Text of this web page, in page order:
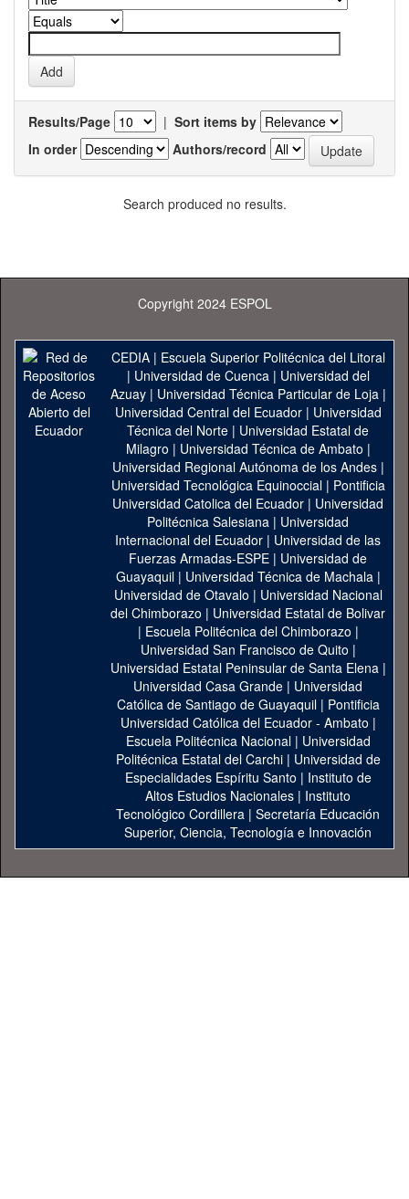
Results/Page | Sort items by
In order
Authors/record
Search produced no results.
Copyright 2024 ESPOL
CEDIA| Escuela Superior Politécnica del Litoral
| Universidad de Cuenca| Universidad del
Azuay| Universidad Técnica Particular de Loja|
Universidad Central del Ecuador| Universidad
Técnica del Norte | Universidad Estatal de
Milagro | Universidad Técnica de Ambato |
Universidad Regional Autónoma de los Andes|
Universidad Tecnológica Equinoccial| Pontificia
Universidad Catolica del Ecuador | Universidad
Politécnica Salesiana | Universidad
Internacional del Ecuador | Universidad de las
Fuerzas Armadas-ESPE | Universidad de
Guayaquil| Universidad Técnica de Machala|
Universidad de Otavalo | Universidad Nacional
del Chimborazo | Universidad Estatal de Bolivar
| Escuela Politécnica del Chimborazo |
Universidad San Francisco de Quito |
Universidad Estatal Peninsular de Santa Elena|
Universidad Casa Grande | Universidad
Católica de Santiago de Guayaquil| Pontificia
Universidad Católica del Ecuador - Ambato |
Escuela Politécnica Nacional| Universidad
Politécnica Estatal del Carchi| Universidad de
Especialidades Espíritu Santo | Instituto de
Altos Estudios Nacionales | Instituto
Tecnológico Cordillera | Secretaría Educación
Superior, Ciencia, Tecnología e Innovación